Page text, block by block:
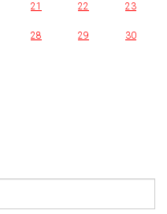
21 22 23
28 29 30